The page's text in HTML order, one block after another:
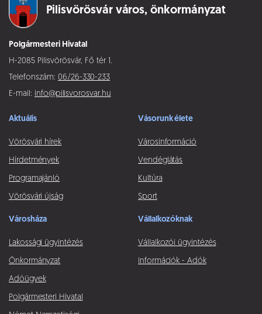
Pilisvörösvár város, önkormányzat
Polgármesteri Hivatal
H-2085 Pilisvörösvár, Fő tér 1.
Telefonszám: 06/26-330-233
E-mail: info@pilisvorosvar.hu
Aktuális
Vörösvári hírek
Hírdetmények
Programajánló
Vörösvári újság
Vásorunk élete
Városinformáció
Vendéglátás
Kultúra
Sport
Városháza
Lakossági ügyintézés
Önkormányzat
Adóügyek
Polgármesteri Hivatal
Vállalkozóknak
Vállalkozói ügyintézés
Információk - Adók